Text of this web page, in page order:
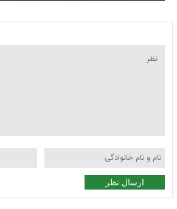
ارسال نظر